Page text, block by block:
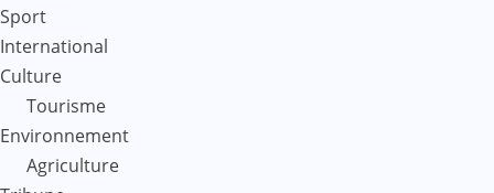
Sport
International
Culture
Tourisme
Environnement
Agriculture